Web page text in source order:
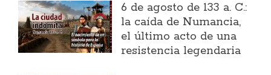
6 de agosto de 133 a. C.:
la caída de Numancia,
el último acto de una
resistencia legendaria